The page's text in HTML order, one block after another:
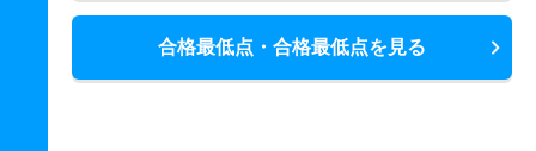
合格最低点・合格最低点を見る